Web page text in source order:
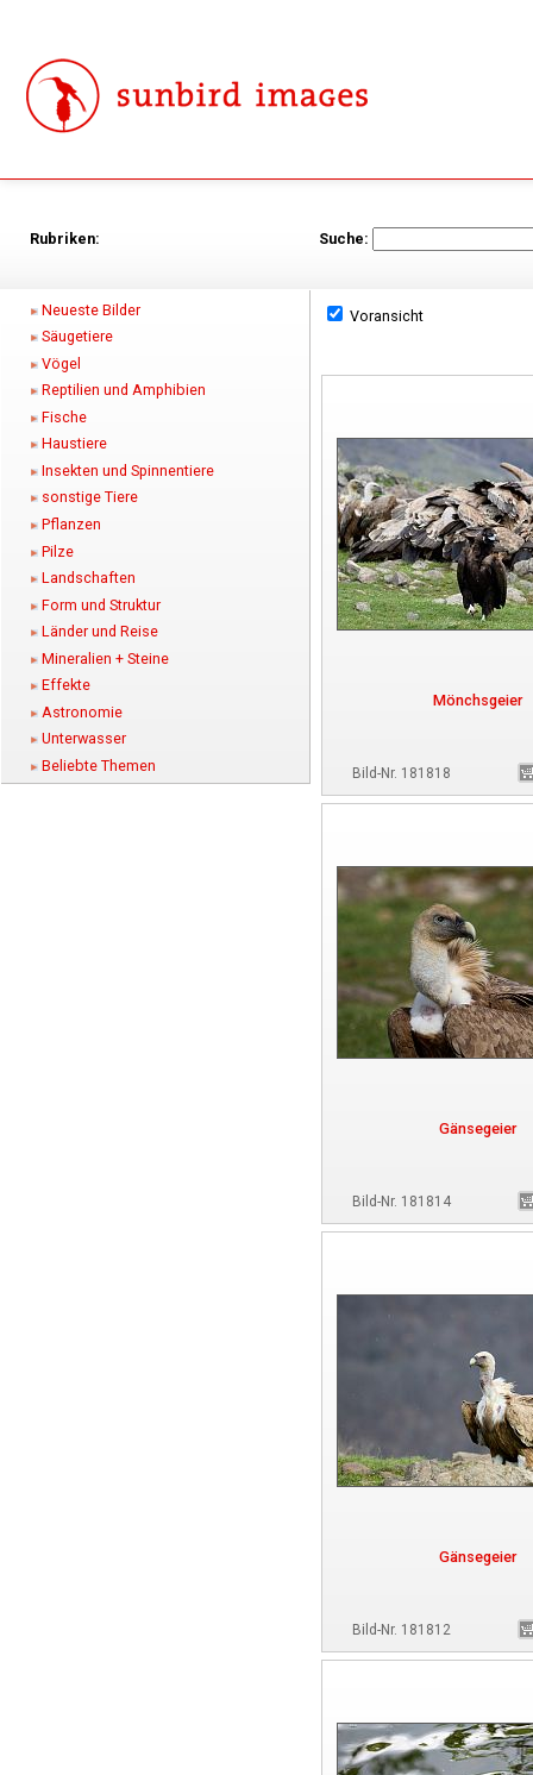
Rubriken: Suche:
Neueste Bilder
Säugetiere
Vögel
Reptilien und Amphibien
Fische
Haustiere
Insekten und Spinnentiere
sonstige Tiere
Pflanzen
Pilze
Landschaften
Form und Struktur
Länder und Reise
Mineralien + Steine
Effekte
Astronomie
Unterwasser
Beliebte Themen
Voransicht
Mönchsgeier
Bild-Nr. 181818
Gänsegeier
Bild-Nr. 181814
Gänsegeier
Bild-Nr. 181812